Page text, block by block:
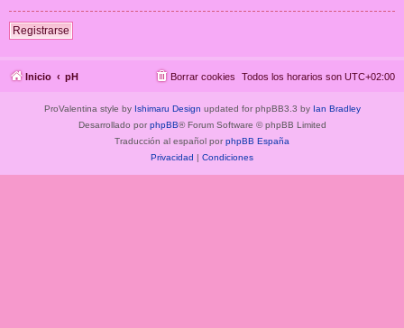
Registrarse
Inicio pH Todos los horarios son UTC+02:00
Borrar cookies
ProValentina style by Ishimaru Design updated for phpBB3.3 by Ian Bradley
Desarrollado por phpBB® Forum Software © phpBB Limited
Traducción al español por phpBB España
Privacidad | Condiciones